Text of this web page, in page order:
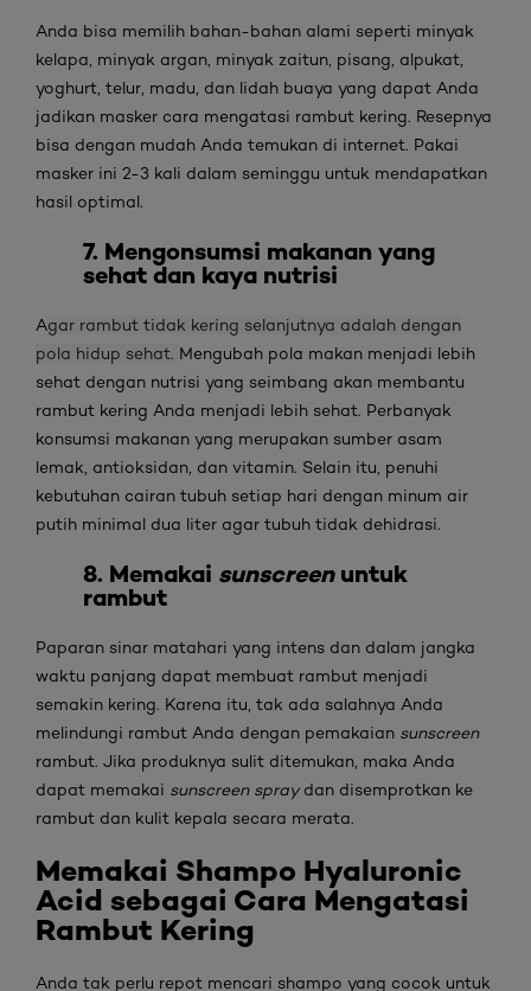
Anda bisa memilih bahan-bahan alami seperti minyak
kelapa, minyak argan, minyak zaitun, pisang, alpukat,
yoghurt, telur, madu, dan lidah buaya yang dapat Anda
jadikan masker cara mengatasi rambut kering. Resepnya
bisa dengan mudah Anda temukan di internet. Pakai
masker ini 2-3 kali dalam seminggu untuk mendapatkan
hasil optimal.
7. Mengonsumsi makanan yang
sehat dan kaya nutrisi
Agar rambut tidak kering selanjutnya adalah dengan
pola hidup sehat. Mengubah pola makan menjadi lebih
sehat dengan nutrisi yang seimbang akan membantu
rambut kering Anda menjadi lebih sehat. Perbanyak
konsumsi makanan yang merupakan sumber asam
lemak, antioksidan, dan vitamin. Selain itu, penuhi
kebutuhan cairan tubuh setiap hari dengan minum air
putih minimal dua liter agar tubuh tidak dehidrasi.
8. Memakai sunscreenuntuk
rambut
Paparan sinar matahari yang intens dan dalam jangka
waktu panjang dapat membuat rambut menjadi
semakin kering. Karena itu, tak ada salahnya Anda
melindungi rambut Anda dengan pemakaian sunscreen
rambut. Jika produknya sulit ditemukan, maka Anda
dapat memakai sunscreen spraydan disemprotkan ke
rambut dan kulit kepala secara merata.
Memakai Shampo Hyaluronic
Acid sebagai Cara Mengatasi
Rambut Kering
Anda tak perlu repot mencari shampo yang cocok untuk